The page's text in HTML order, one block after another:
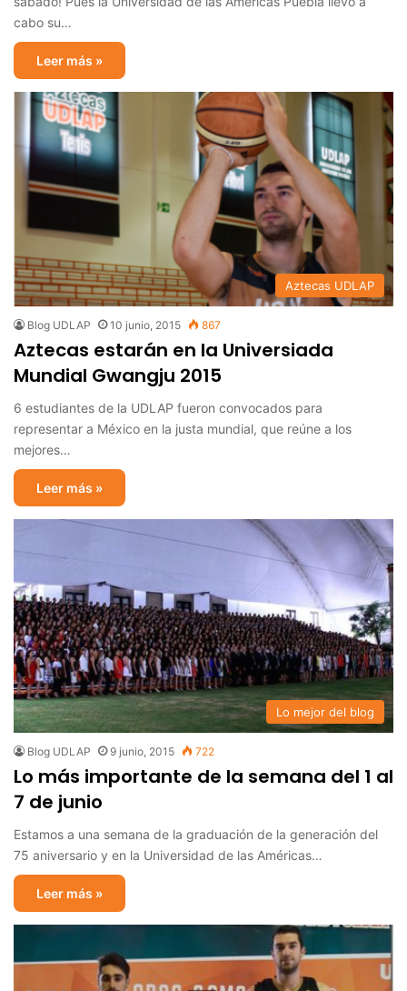
cabo su…
Leer más »
Aztecas UDLAP
Blog UDLAP 10 junio, 2015 867
Aztecas estarán en la Universiada
Mundial Gwangju 2015
6 estudiantes de la UDLAP fueron convocados para
representar a México en la justa mundial, que reúne a los
mejores…
Leer más »
Lo mejor del blog
Blog UDLAP 9 junio, 2015 722
Lo más importante de la semana del 1 al
7 de junio
Estamos a una semana de la graduación de la generación del
75 aniversario y en la Universidad de las Américas…
Leer más »